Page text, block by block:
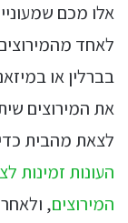
אלו מכם
לאחד
בברלין או
את המירוצים
לצאת מהבית
העונות זמינות
המירוצים